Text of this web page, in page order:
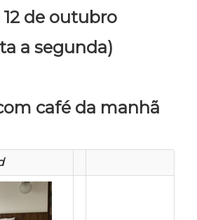
12 de outubro
a segunda)
café da manhã